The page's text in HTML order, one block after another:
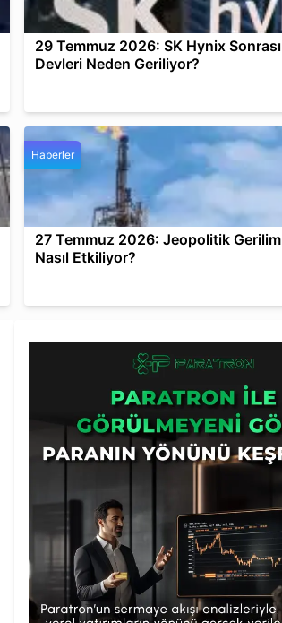
29 Temmuz 2026: SK Hynix
Devleri Neden Geriliyor?
Haberler
27 Temmuz 2026: Jeopolitik Gerilim
Nasıl Etkiliyor?